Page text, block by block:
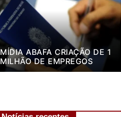
MÍDIA ABAFA CRIAÇÃO DE 1
MILHÃO DE EMPREGOS